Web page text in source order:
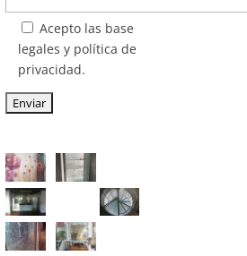
Acepto las base
legales y política de
privacidad.